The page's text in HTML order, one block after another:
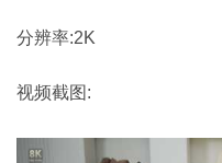
分辨率:2K
视频截图: